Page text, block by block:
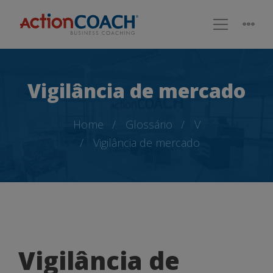
Vigilância de mercado
Home Glossário
V
Vigilância de mercado
Vigilância
Vigilância de